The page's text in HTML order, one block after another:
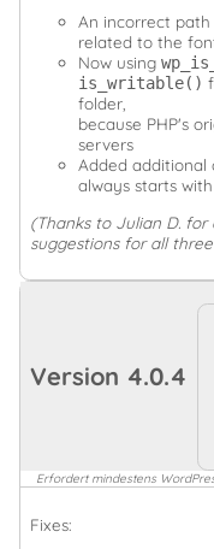
An incorrect path
related to the
Now using
is_writable()
folder,
because PHP's
servers
Added additional
always starts with
(Thanks to Julian D.
suggestions for all
Version 4.0.4
Erfordert mindestens
Fixes: